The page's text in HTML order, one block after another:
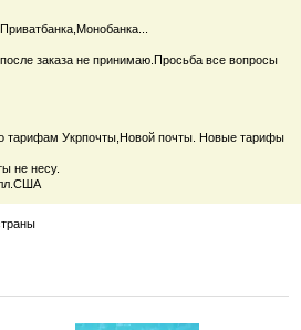
заказа не принимаю.Просьба все вопросы
тарифам Укрпочты,Новой почты. Новые тарифы
не несу.